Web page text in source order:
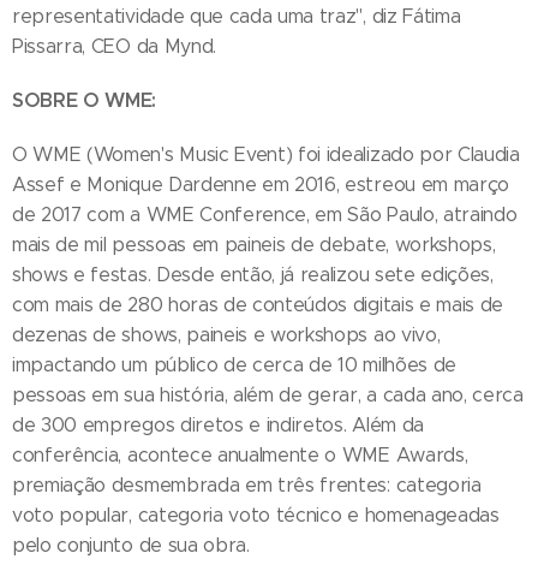
representatividade que cada uma traz", diz Fátima
Pissarra, CEO da Mynd.
SOBRE O WME:
O WME (Women's Music Event) foi idealizado por Claudia
Assef e Monique Dardenne em 2016, estreou em março
de 2017 com a WME Conference, em São Paulo, atraindo
mais de mil pessoas em paineis de debate, workshops,
shows e festas. Desde então, já realizou sete edições,
com mais de 280 horas de conteúdos digitais e mais de
dezenas de shows, paineis e workshops ao vivo,
impactando um público de cerca de 10 milhões de
pessoas em sua história, além de gerar, a cada ano, cerca
de 300 empregos diretos e indiretos. Além da
conferência, acontece anualmente o WME Awards,
premiação desmembrada em três frentes: categoria
voto popular, categoria voto técnico e homenageadas
pelo conjunto de sua obra.